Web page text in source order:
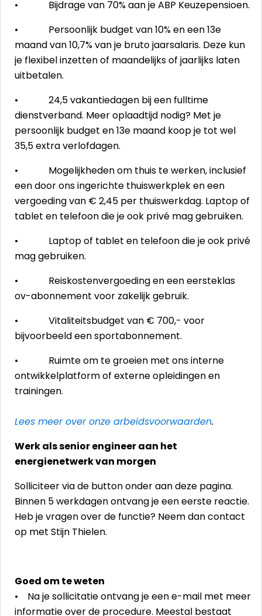
• Bijdrage van 70% aan je ABP Keuzepensioen.
• Persoonlijk budget van 10% en een 13e
maand van 10,7% van je bruto jaarsalaris. Deze kun
je flexibel inzetten of maandelijks of jaarlijks laten
uitbetalen.
• 24,5 vakantiedagen bij een fulltime
dienstverband. Meer oplaadtijd nodig? Met je
persoonlijk budget en 13e maand koop je tot wel
35,5 extra verlofdagen.
• Mogelijkheden om thuis te werken, inclusief
een door ons ingerichte thuiswerkplek en een
vergoeding van € 2,45 per thuiswerkdag. Laptop of
tablet en telefoon die je ook privé mag gebruiken.
• Laptop of tablet en telefoon die je ook privé
mag gebruiken.
• Reiskostenvergoeding en een eersteklas
ov-abonnement voor zakelijk gebruik.
• Vitaliteitsbudget van € 700,- voor
bijvoorbeeld een sportabonnement.
• Ruimte om te groeien met ons interne
ontwikkelplatform of externe opleidingen en
trainingen.
Lees meer over onze arbeidsvoorwaarden.
Werk als senior engineer aan het
energienetwerk van morgen
Solliciteer via de button onder aan deze pagina.
Binnen 5 werkdagen ontvang je een eerste reactie.
Heb je vragen over de functie? Neem dan contact
op met Stijn Thielen.
Goed om te weten
• Na je sollicitatie ontvang je een e-mail met meer
informatie over de procedure. Meestal bestaat